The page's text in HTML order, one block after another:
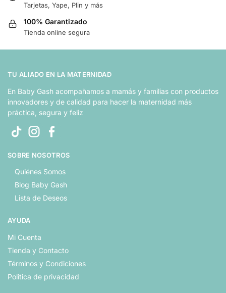
Tarjetas, Yape, Plin y más
100% Garantizado
Tienda online segura
TU ALIADO EN LA MATERNIDAD
En Baby Gash acompañamos a mamás y familias con productos
innovadores y de calidad para hacer la maternidad más
práctica, segura y feliz
SOBRE NOSOTROS
Quiénes Somos
Blog Baby Gash
Lista de Deseos
AYUDA
Mi Cuenta
Tienda y Contacto
Términos y Condiciones
Politica de privacidad